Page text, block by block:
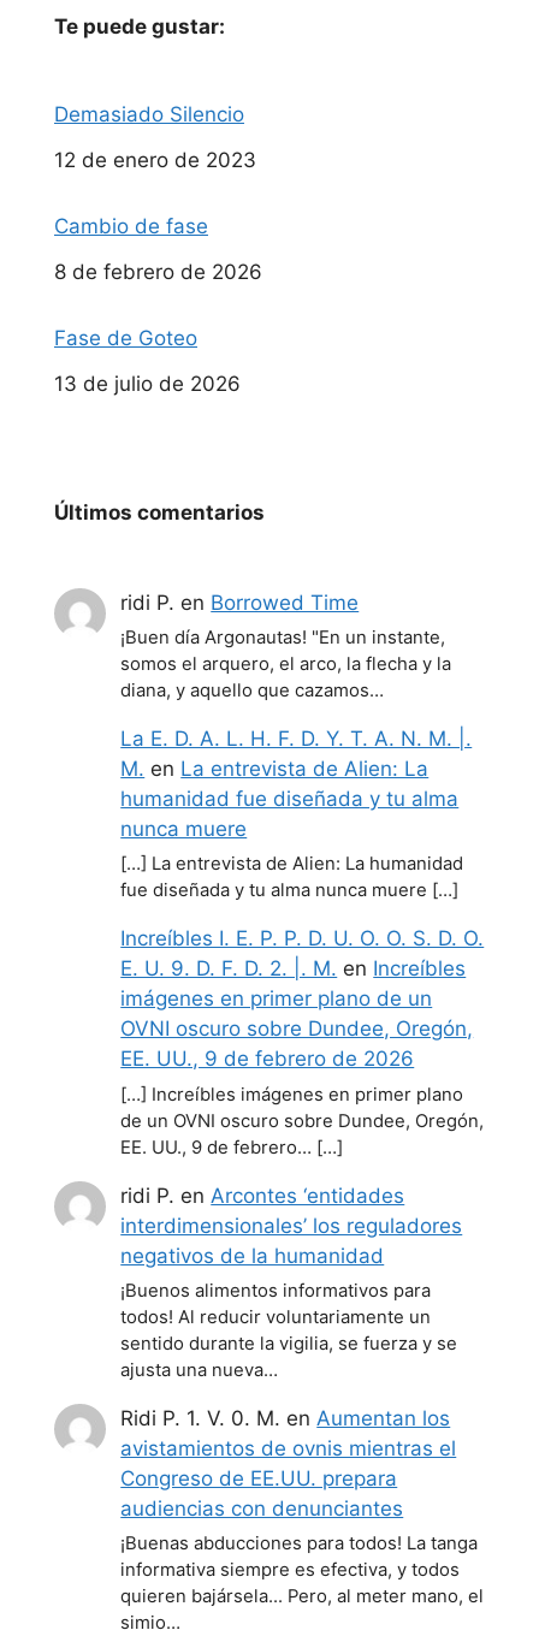
Te puede gustar:
Demasiado Silencio
Fecha
12 de enero de 2023
Cambio de fase
Fecha
8 de febrero de 2026
Fase de Goteo
Fecha
13 de julio de 2026
Últimos comentarios
ridi P. en Borrowed Time
¡Buen día Argonautas! "En un instante,
somos el arquero, el arco, la flecha y la
diana, y aquello que cazamos…
La E. D. A. L. H. F. D. Y. T. A. N. M. |.
M. en La entrevista de Alien: La
humanidad fue diseñada y tu alma
nunca muere
[…] La entrevista de Alien: La humanidad
fue diseñada y tu alma nunca muere […]
Increíbles I. E. P. P. D. U. O. O. S. D. O.
E. U. 9. D. F. D. 2. |. M. en Increíbles
imágenes en primer plano de un
OVNI oscuro sobre Dundee, Oregón,
EE. UU., 9 de febrero de 2026
[…] Increíbles imágenes en primer plano
de un OVNI oscuro sobre Dundee, Oregón,
EE. UU., 9 de febrero… […]
ridi P. en Arcontes ‘entidades
interdimensionales’ los reguladores
negativos de la humanidad
¡Buenos alimentos informativos para
todos! Al reducir voluntariamente un
sentido durante la vigilia, se fuerza y se
ajusta una nueva…
Ridi P. 1. V. 0. M. en Aumentan los
avistamientos de ovnis mientras el
Congreso de EE.UU. prepara
audiencias con denunciantes
¡Buenas abducciones para todos! La tanga
informativa siempre es efectiva, y todos
quieren bajársela... Pero, al meter mano, el
simio…